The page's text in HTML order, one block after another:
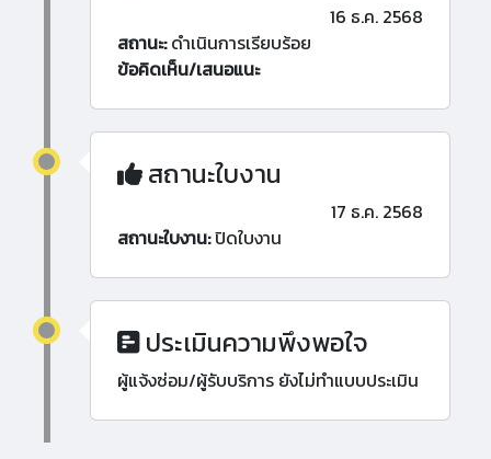
16 ธ.ค. 2568
สถานะ:ดำเนินการเรียบร้อย
ข้อคิดเห็น/เสนอแนะ
สถานะใบงาน
17 ธ.ค. 2568
สถานะใบงาน:ปิดใบงาน
ประเมินความพึงพอใจ
ผู้แจ้งซ่อม/ผู้รับบริการ ยังไม่ทำแบบประเมิน